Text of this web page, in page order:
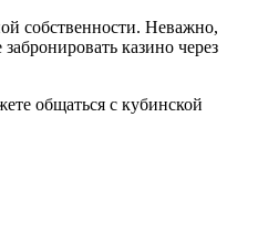
собственности. Неважно,
казино через
общаться с кубинской